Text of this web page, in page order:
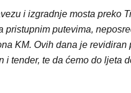
i izgradnje mosta preko
pristupnim putevima,
KM. Ovih dana je
i tender, te da ćemo do ljeta